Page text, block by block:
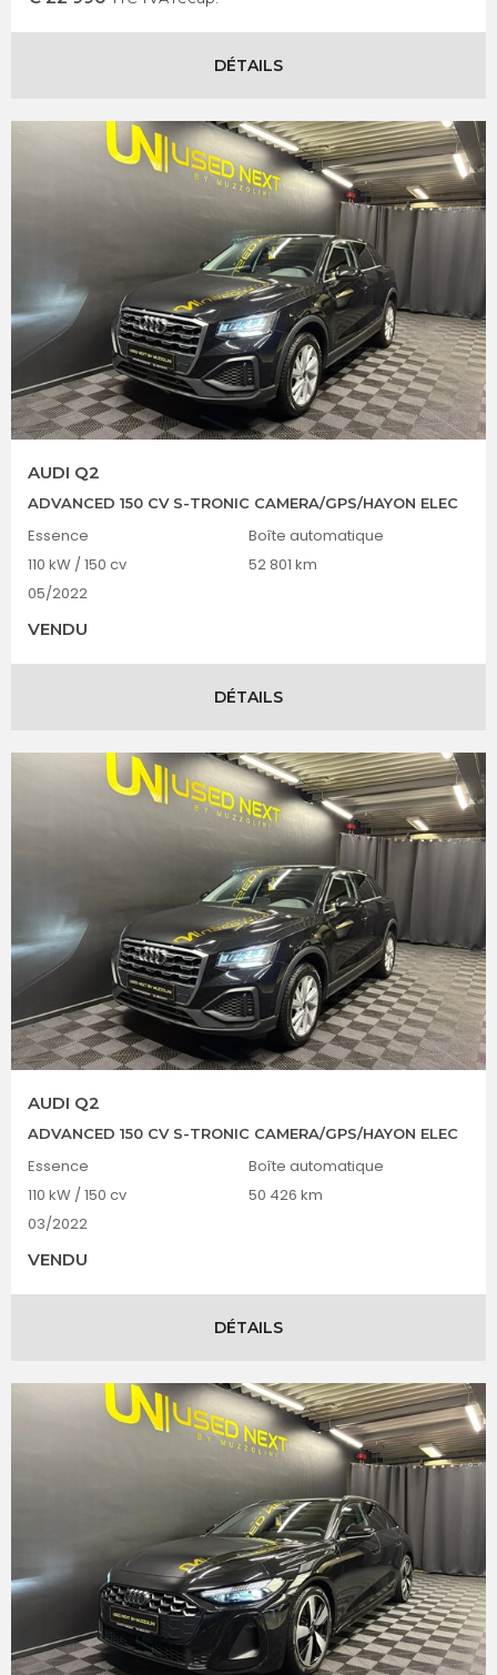
DÉTAILS
AUDI Q2
ADVANCED 150 CV S-TRONIC CAMERA/GPS/HAYON ELEC
Essence
Boîte automatique
110 kW / 150 cv
52 801 km
05/2022
VENDU
DÉTAILS
AUDI Q2
ADVANCED 150 CV S-TRONIC CAMERA/GPS/HAYON ELEC
Essence
Boîte automatique
110 kW / 150 cv
50 426 km
03/2022
VENDU
DÉTAILS